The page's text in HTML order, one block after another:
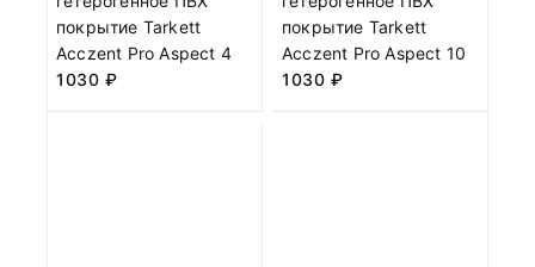
покрытие Tarkett
Acczent Pro Aspect 4
1030 ₽
покрытие Tarkett
Acczent Pro Aspect 10
1030 ₽